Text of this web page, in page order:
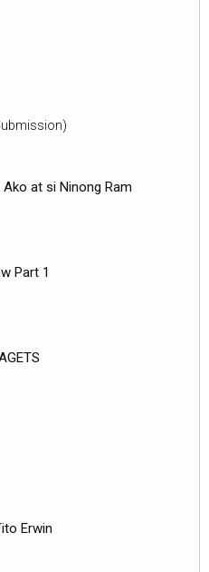
Ako at si Ninong Ram
Part 1
Erwin